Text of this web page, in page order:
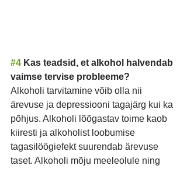
#4 Kas teadsid, et alkohol halvendab
vaimse tervise probleeme?
Alkoholi tarvitamine võib olla nii
ärevuse ja depressiooni tagajärg kui ka
põhjus. Alkoholi lõõgastav toime kaob
kiiresti ja alkoholist loobumise
tagasilöögiefekt suurendab ärevuse
taset. Alkoholi mõju meeleolule ning